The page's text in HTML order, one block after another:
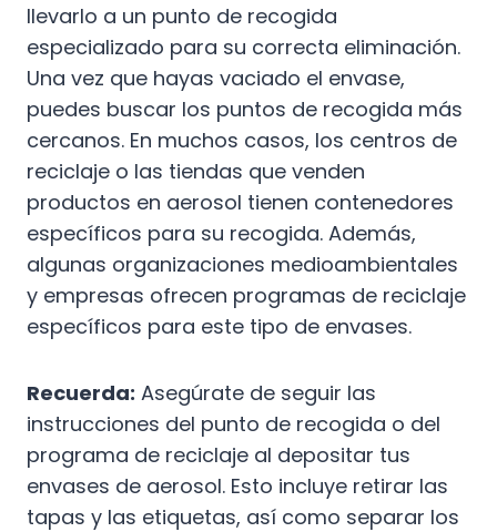
llevarlo a un punto de recogida
especializado para su correcta eliminación.
Una vez que hayas vaciado el envase,
puedes buscar los puntos de recogida más
cercanos. En muchos casos, los centros de
reciclaje o las tiendas que venden
productos en aerosol tienen contenedores
específicos para su recogida. Además,
algunas organizaciones medioambientales
y empresas ofrecen programas de reciclaje
específicos para este tipo de envases.
Recuerda: Asegúrate de seguir las
instrucciones del punto de recogida o del
programa de reciclaje al depositar tus
envases de aerosol. Esto incluye retirar las
tapas y las etiquetas, así como separar los